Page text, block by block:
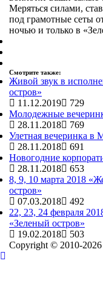
Меряться силами,
под грамотные сеты
ночью и только в
Смотрите также:
Живой звук в
остров»
11.12.2019
729
Молодежные
28.11.2018
769
Улетная вечеринка в
28.11.2018
691
Новогодние
28.11.2018
653
8, 9, 10 марта 2018
остров»
07.03.2018
492
22, 23, 24 февраля
«Зеленый остров»
19.02.2018
503
Copyright © 2010-